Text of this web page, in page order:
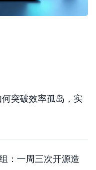
台
突破效率孤岛，实
：一周三次开源造